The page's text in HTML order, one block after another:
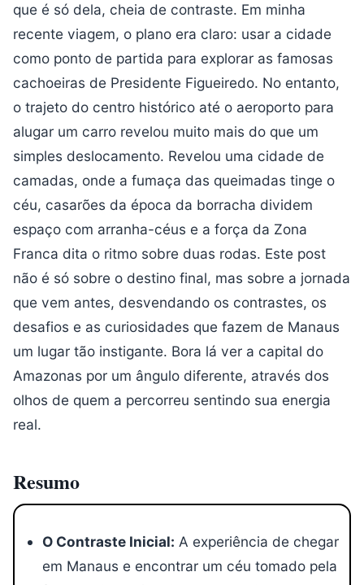
que é só dela, cheia de contraste. Em minha
recente viagem, o plano era claro: usar a cidade
como ponto de partida para explorar as famosas
cachoeiras de Presidente Figueiredo. No entanto,
o trajeto do centro histórico até o aeroporto para
alugar um carro revelou muito mais do que um
simples deslocamento. Revelou uma cidade de
camadas, onde a fumaça das queimadas tinge o
céu, casarões da época da borracha dividem
espaço com arranha-céus e a força da Zona
Franca dita o ritmo sobre duas rodas. Este post
não é só sobre o destino final, mas sobre a jornada
que vem antes, desvendando os contrastes, os
desafios e as curiosidades que fazem de Manaus
um lugar tão instigante. Bora lá ver a capital do
Amazonas por um ângulo diferente, através dos
olhos de quem a percorreu sentindo sua energia
real.
Resumo
O Contraste Inicial: A experiência de chegar
em Manaus e encontrar um céu tomado pela